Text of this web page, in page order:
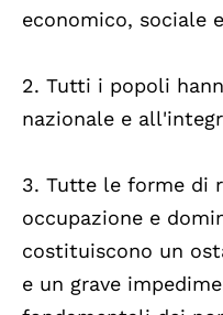
economico, sociale
2. Tutti i popoli
nazionale e
3. Tutte le forme di
occupazione e
costituiscono un
e un grave